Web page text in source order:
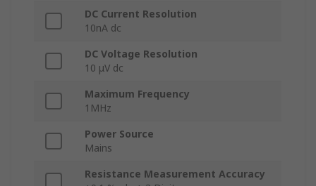
DC Current Resolution
10nA dc
DC Voltage Resolution
10 μV dc
Maximum Frequency
1MHz
Power Source
Mains
Resistance Measurement Accuracy